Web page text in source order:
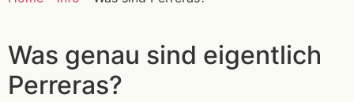
Was genau sind eigentlich
Perreras?